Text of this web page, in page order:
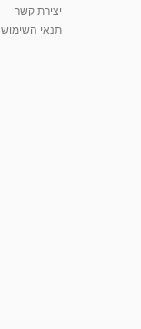
יצירת קשר
תנאי השימוש